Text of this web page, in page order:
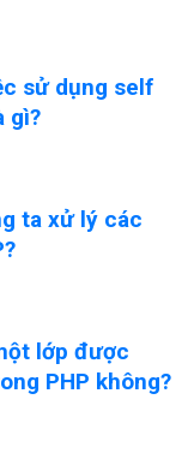
sử dụng self
gì?
ta xử lý các
lớp được
PHP không?